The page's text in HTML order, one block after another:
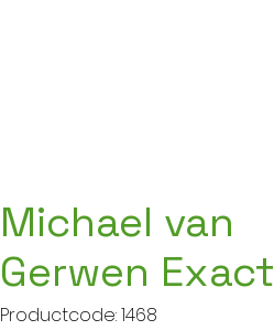
Michael van
Gerwen Exact
Productcode: 1468